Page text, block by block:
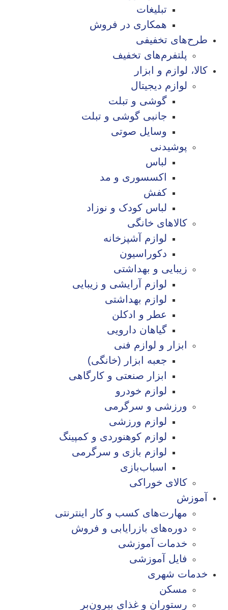
تبلیغات
همکاری در فروش
طرح‌های تخفیفی
پلتفرم‌های تخفیف
کالا، لوازم و ابزار
لوازم دیجیتال
گوشی و تبلت
جانبی گوشی و تبلت
وسایل صوتی
پوشیدنی
لباس
اکسسوری و مد
کفش
لباس کودک و نوزاد
کالاهای خانگی
لوازم آشپزخانه
دکوراسیون
زیبایی و بهداشتی
لوازم آرایشی و زیبایی
لوازم بهداشتی
عطر و ادکلن
گیاهان دارویی
ابزار و لوازم فنی
جعبه ابزار (خانگی)
ابزار صنعتی و کارگاهی
لوازم خودرو
ورزشی و سرگرمی
لوازم ورزشی
لوازم کوهنوردی و کمپینگ
لوازم بازی و سرگرمی
اسباب‌بازی
کالای خوراکی
آموزش
مهارت‌های کسب و کار اینترنتی
دوره‌های بازرایابی و فروش
خدمات آموزشی
فایل آموزشی
خدمات شهری
مسکن
رستوران و غذای بیرون‌بر